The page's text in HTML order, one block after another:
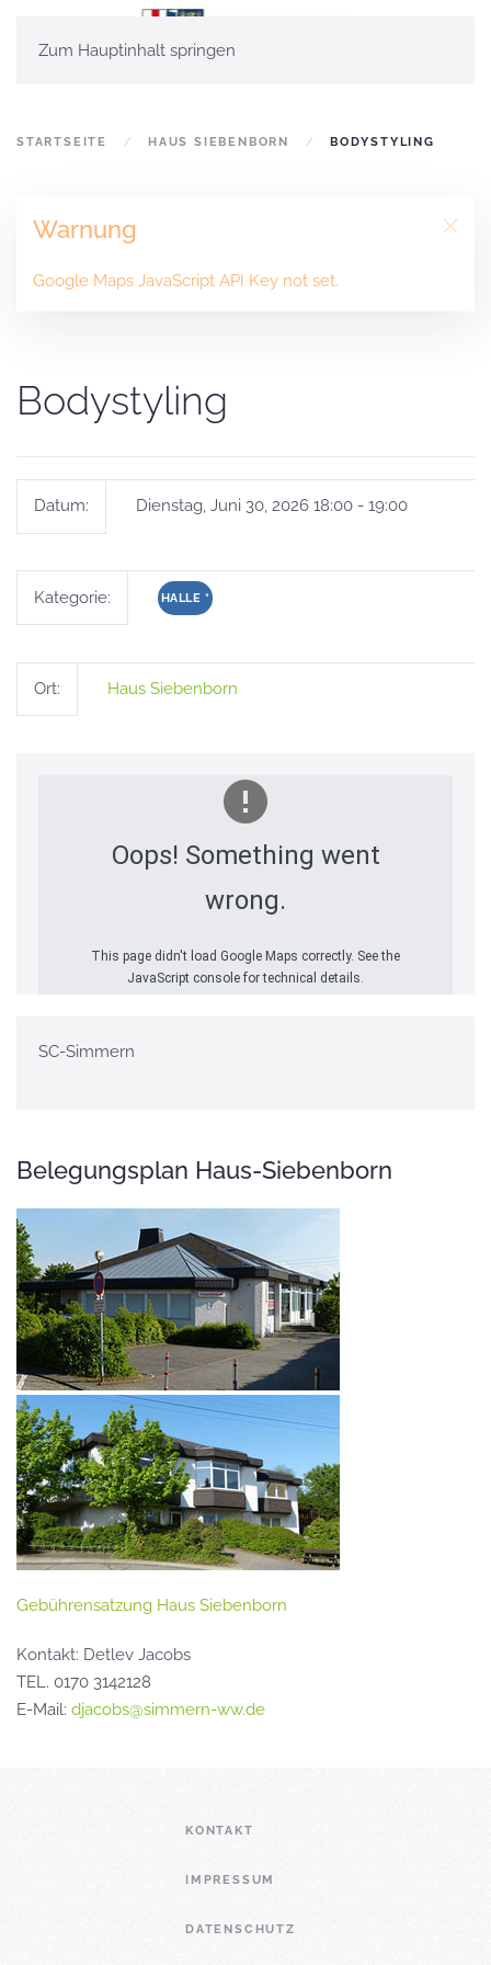
Zum Hauptinhalt springen
STARTSEITE HAUS SIEBENBORN BODYSTYLING
Warnung
Google Maps JavaScript API Key not set.
Bodystyling
Datum: Dienstag, Juni 30, 2026 18:00 - 19:00
Kategorie: HALLE *
Ort: Haus Siebenborn
Oops! Something went
wrong.
This page didn't load Google Maps correctly. See the
JavaScript console for technical details.
SC-Simmern
Belegungsplan Haus-Siebenborn
Gebührensatzung Haus Siebenborn
Kontakt: Detlev Jacobs
TEL. 0170 3142128
E-Mail: djacobs@simmern-ww.de
KONTAKT
IMPRESSUM
DATENSCHUTZ